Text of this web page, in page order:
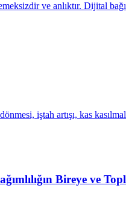
ve anlıktır. Dijital
iştah artışı, kas
Bireye ve